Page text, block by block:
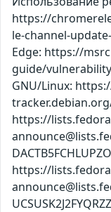
https://
le-channel-
Edge: https://
guide/
GNU/Linux:
https://
https://